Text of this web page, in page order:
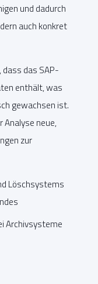
und dadurch
auch konkret
das SAP-
enthält, was
gewachsen ist.
Analyse neue,
zur
Löschsystems
Archivsysteme